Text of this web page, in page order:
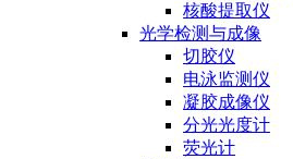
核酸提取仪
光学检测与成像
切胶仪
电泳监测仪
凝胶成像仪
分光光度计
荧光计